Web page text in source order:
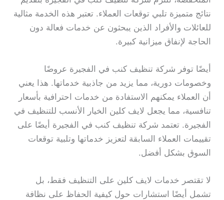
نتائج متميزة تلبي توقعات العملاء. تعتبر هذه الخدمة مثالية
للعائلات والأفراد الذين يبحثون عن خدمات فعالة دون
الحاجة لإنفاق ميزانية كبيرة.
أيضًا توفر شركة تنظيف كنب في الفجيرة عروضًا
وخصومات دورية، مما يزيد من جاذبية خدماتها. هذا يعني
أن العملاء يمكنهم الاستفادة من خدمات احترافية بأسعار
تنافسية، مما يجعل لايف كلين الخيار الأنسب للتنظيف في
الفجيرة. تعتمد شركة تنظيف كنب في الفجيرة أيضًا على
تقييمات العملاء السابقة لتعزيز خدماتها وتلبية توقعات
السوق بشكل أفضل.
لا تقتصر خدمات لايف كلين على التنظيف فقط، بل
تشمل أيضًا استشارات حول كيفية الحفاظ على نظافة